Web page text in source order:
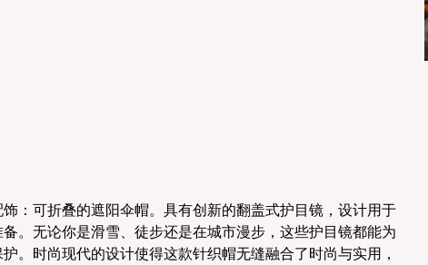
：可折叠的遮阳伞帽。具有创新的翻盖式护目镜，设计用于
。无论你是滑雪、徒步还是在城市漫步，这些护目镜都能为
。时尚现代的设计使得这款针织帽无缝融合了时尚与实用，